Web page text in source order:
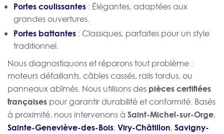
Portes coulissantes : Élégantes, adaptées aux
grandes ouvertures.
Portes battantes : Classiques, parfaites pour un style
traditionnel.
Nous diagnostiquons et réparons tout problème :
moteurs défaillants, câbles cassés, rails tordus, ou
panneaux abîmés. Nous utilisons des pièces certifiées
françaises pour garantir durabilité et conformité. Basés
à proximité, nous intervenons à Saint-Michel-sur-Orge,
Sainte-Geneviève-des-Bois, Viry-Châtillon, Savigny-